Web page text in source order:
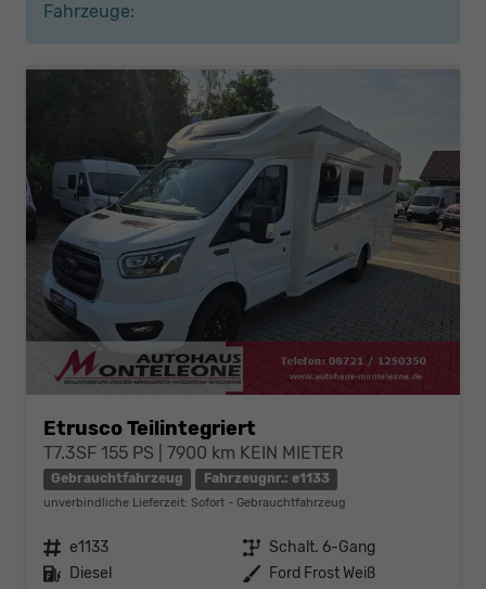
Fahrzeuge:
Etrusco Teilintegriert
T7.3SF 155 PS | 7900 km KEIN MIETER
Gebrauchtfahrzeug Fahrzeugnr.: e1133
unverbindliche Lieferzeit: Sofort Gebrauchtfahrzeug
Fahrzeugnr. e1133 Getriebe Schalt. 6-Gang
Kraftstoff Diesel Außenfarbe Ford Frost Weiß